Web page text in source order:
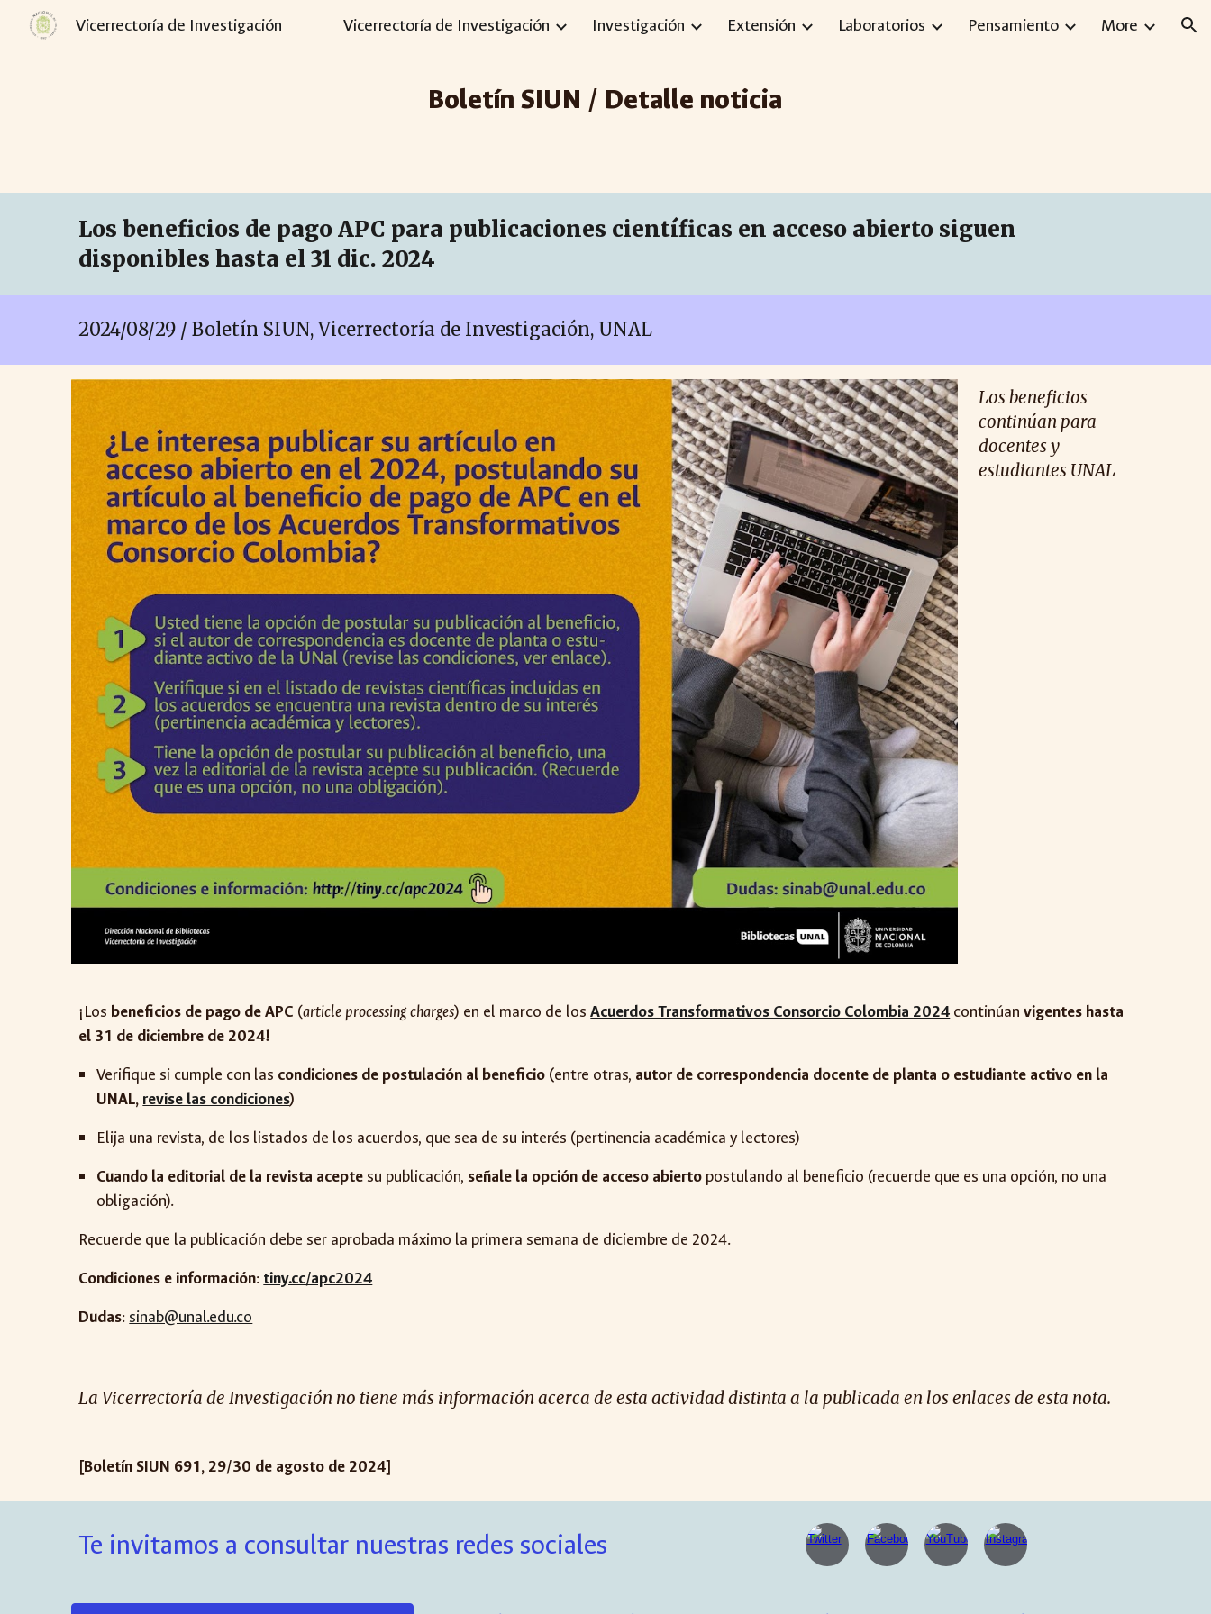
Skip to main content Skip to navigation
Vicerrectoría de Investigación Vicerrectoría de Investigación Investigación Extensión Laboratorios Pensamiento More
Boletín SIUN / Detalle noticia
Los beneficios de pago APC para publicaciones científicas en acceso abierto siguen
disponibles hasta el 31 dic. 2024
2024/08/29 / Boletín SIUN, Vicerrectoría de Investigación, UNAL
Los beneficios
continúan para
docentes y
estudiantes UNAL
¡Los beneficios de pago de APC (article processing charges) en el marco de losAcuerdos Transformativos Consorcio Colombia 2024 continúanvigentes hasta
el 31 de diciembre de 2024!
Verifique si cumple con las condiciones de postulación al beneficio (entre otras, autor de correspondencia docente de planta o estudiante activo en la
UNAL, revise las condiciones)
Elija una revista, de los listados de los acuerdos, que sea de su interés (pertinencia académica y lectores)
Cuando la editorial de la revista acepte su publicación, señale la opción de acceso abierto postulando al beneficio (recuerde que es una opción, no una
obligación).
Recuerde que la publicación debe ser aprobada máximo la primera semana de diciembre de 2024.
Condiciones e información: tiny.cc/apc2024
Dudas: sinab@unal.edu.co
La Vicerrectoría de Investigación no tiene más información acerca de esta actividad distinta a la publicada en los enlaces de esta nota.
[Boletín SIUN 691, 29/30 de agosto de 2024]
Te invitamos a consultar nuestras redes sociales